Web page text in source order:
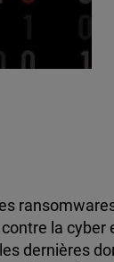
la cyber
dernières